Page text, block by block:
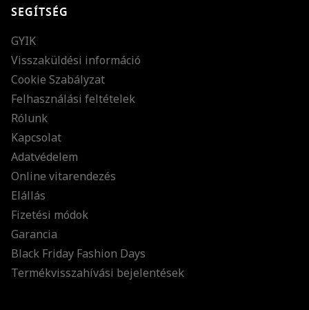
SEGÍTSÉG
GYIK
Visszaküldési információ
Cookie Szabályzat
Felhasználási feltételek
Rólunk
Kapcsolat
Adatvédelem
Online vitarendezés
Elállás
Fizetési módok
Garancia
Black Friday Fashion Days
Termékvisszahívási bejelentések